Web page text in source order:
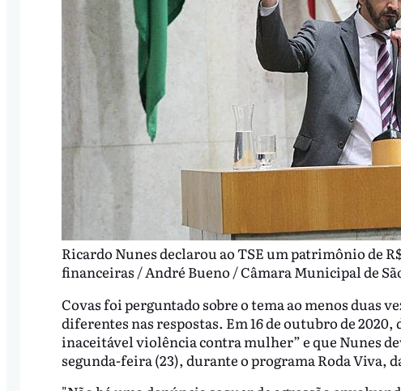
Ricardo Nunes declarou ao TSE um patrimônio de
financeiras / André Bueno / Câmara Municipal de
Covas foi perguntado sobre o tema ao menos duas
diferentes nas respostas. Em 16 de outubro de
inaceitável violência contra mulher” e que Nunes
segunda-feira (23), durante o programa Roda Viva,